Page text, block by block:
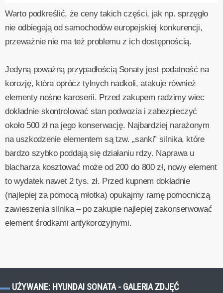
Warto podkreślić, że ceny takich części, jak np. sprzęgło
nie odbiegają od samochodów europejskiej konkurencji,
przeważnie nie ma też problemu z ich dostępnością.
Jedyną poważną przypadłością Sonaty jest podatność na
korozję, która oprócz tylnych nadkoli, atakuje również
elementy nośne karoserii. Przed zakupem radzimy wiec
dokładnie skontrolować stan podwozia i zabezpieczyć
około 500 zł na jego konserwację. Najbardziej narażonym
na uszkodzenie elementem są tzw. „sanki” silnika, które
bardzo szybko poddają się działaniu rdzy. Naprawa u
blacharza kosztować może od 200 do 800 zł, nowy element
to wydatek nawet 2 tys. zł. Przed kupnem dokładnie
(najlepiej za pomocą młotka) opukajmy ramę pomocniczą
zawieszenia silnika – po zakupie najlepiej zakonserwować
element środkami antykorozyjnymi.
UŻYWANE: HYUNDAI SONATA - GALERIA ZDJĘĆ